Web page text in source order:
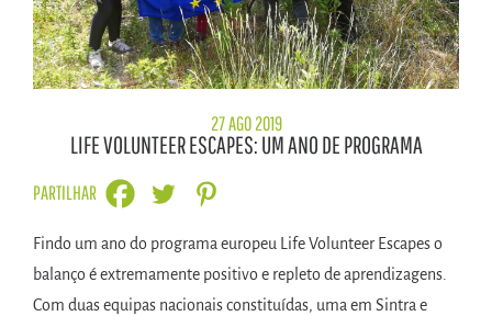
27 AGO 2019
LIFE VOLUNTEER ESCAPES: UM ANO DE PROGRAMA
PARTILHAR
Findo um ano do programa europeu Life Volunteer Escapes o
balanço é extremamente positivo e repleto de aprendizagens.
Com duas equipas nacionais constituídas, uma em Sintra e